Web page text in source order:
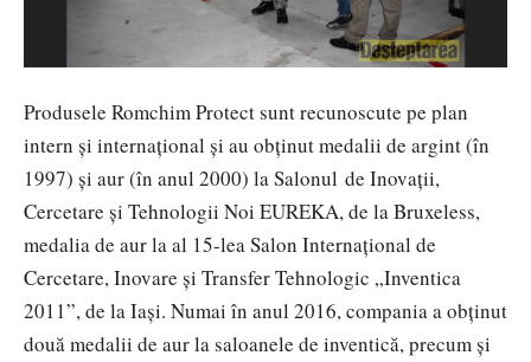
Produsele Romchim Protect sunt recunoscute pe plan
intern și internațional și au obținut medalii de argint (în
1997) și aur (în anul 2000) la Salonul de Inovaţii,
Cercetare şi Tehnologii Noi EUREKA, de la Bruxeless,
medalia de aur la al 15-lea Salon Internațional de
Cercetare, Inovare și Transfer Tehnologic „Inventica
2011”, de la Iași. Numai în anul 2016, compania a obținut
două medalii de aur la saloanele de inventică, precum și